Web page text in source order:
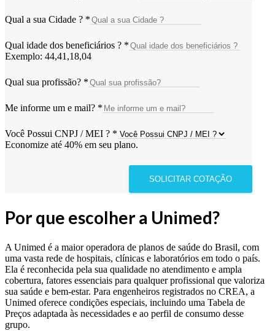
Qual a sua Cidade ? *
Qual idade dos beneficiários ? *
Exemplo: 44,41,18,04
Qual sua profissão? *
Me informe um e mail? *
Você Possui CNPJ / MEI ? *
Economize até 40% em seu plano.
SOLICITAR COTAÇÃO
Por que escolher a Unimed?
A Unimed é a maior operadora de planos de saúde do Brasil, com
uma vasta rede de hospitais, clínicas e laboratórios em todo o país.
Ela é reconhecida pela sua qualidade no atendimento e ampla
cobertura, fatores essenciais para qualquer profissional que valoriza
sua saúde e bem-estar. Para engenheiros registrados no CREA, a
Unimed oferece condições especiais, incluindo uma Tabela de
Preços adaptada às necessidades e ao perfil de consumo desse
grupo.